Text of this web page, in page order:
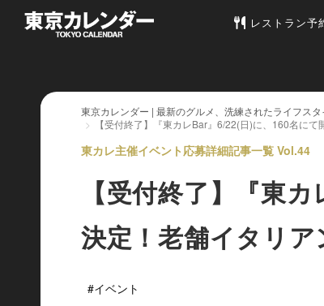
東京カレンダー
レストラン予
東京カレンダー | 最新のグルメ、洗練されたライフスタ
【受付終了】『東カレBar』6/22(日)に、160名に
東カレ主催イベント応募詳細記事一覧 Vol.44
【受付終了】『東
決定！老舗イタリ
#イベント